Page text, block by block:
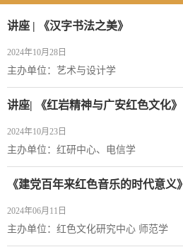
讲座 | 《汉字书法之美》
2024年10月28日
主办单位：艺术与设计学
讲座| 《红岩精神与广安红色文化》
2024年10月23日
主办单位：红研中心、电信学
《建党百年来红色音乐的时代意义》
2024年06月11日
主办单位：红色文化研究中心 师范学